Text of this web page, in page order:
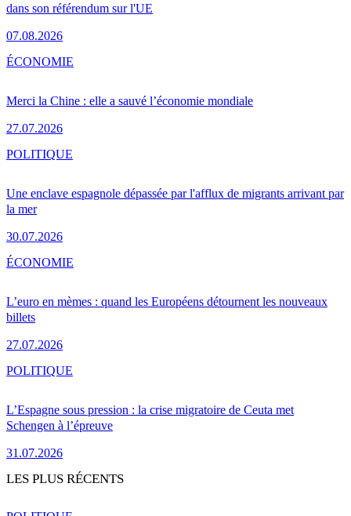
dans son référendum sur l'UE
07.08.2026
Merci la Chine : elle a sauvé l’économie mondiale
27.07.2026
ÉCONOMIE
Une enclave espagnole dépassée par l'afflux de migrants arrivant par
la mer
30.07.2026
POLITIQUE
L’euro en mèmes : quand les Européens détournent les nouveaux
billets
27.07.2026
ÉCONOMIE
L’Espagne sous pression : la crise migratoire de Ceuta met
Schengen à l’épreuve
31.07.2026
POLITIQUE
LES PLUS RÉCENTS